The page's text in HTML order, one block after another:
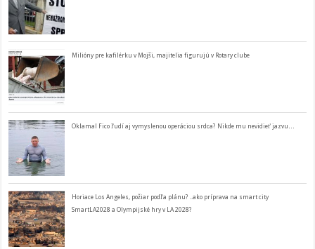
Milióny pre kafilérku v Mojši, majitelia figurujú v Rotary clube
Oklamal Fico ľudí aj vymyslenou operáciou srdca? Nikde mu nevidieť jazvu…
Horiace Los Angeles, požiar podľa plánu? ..ako príprava na smart city
SmartLA2028 a Olympijské hry v LA 2028?